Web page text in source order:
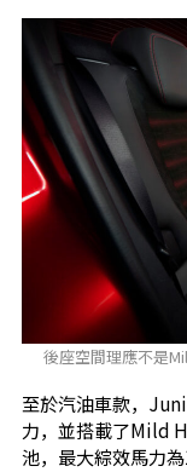
後座空間理應不是
至於汽油車款，
力，並搭載了Mild
池，最大綜效馬力為